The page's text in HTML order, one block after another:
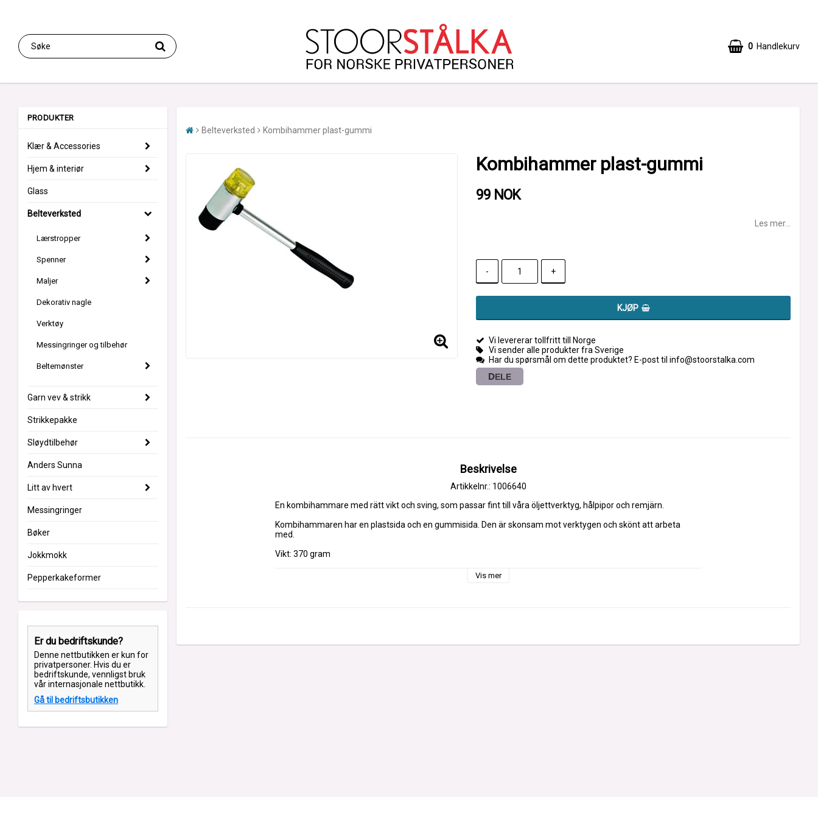
0 Handlekurv
PRODUKTER
Klær & Accessories
Hjem & interiør
Glass
Belteverksted
Lærstropper
Spenner
Maljer
Dekorativ nagle
Verktøy
Messingringer og tilbehør
Beltemønster
Garn vev & strikk
Strikkepakke
Sløydtilbehør
Anders Sunna
Litt av hvert
Messingringer
Bøker
Jokkmokk
Pepperkakeformer
Er du bedriftskunde?
Denne nettbutikken er kun for
privatpersoner. Hvis du er
bedriftskunde, vennligst bruk
vår internasjonale nettbutikk.
Gå til bedriftsbutikken
Belteverksted Kombihammer plast-gummi
Kombihammer plast-gummi
99 NOK
Les mer...
- +
KJØP
Vi levererar tollfritt till Norge
Vi sender alle produkter fra Sverige
Har du spørsmål om dette produktet? E-post til info@stoorstalka.com
DELE
Beskrivelse
Artikkelnr.: 1006640
En kombihammare med rätt vikt och sving, som passar fint till våra öljettverktyg, hålpipor och remjärn.
Kombihammaren har en plastsida och en gummisida. Den är skonsam mot verktygen och skönt att arbeta
med.
Vikt: 370 gram
Vis mer